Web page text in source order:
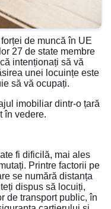
de muncă în UE
27 de state membre
intenționați să vă
unei locuințe este
să vă ocupați.
imobiliar dintr-o țară
în vedere.
fi dificilă, mai ales
Printre factorii pe
se numără distanța
dispus să locuiți,
de transport public, în